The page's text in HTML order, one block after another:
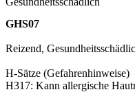
GHS07
Reizend,
H-Sätze (Gefahrenhinweise)
H317: Kann allergische